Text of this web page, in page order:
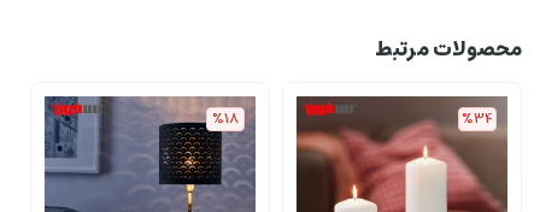
محصولات مرتبط
%34
%18